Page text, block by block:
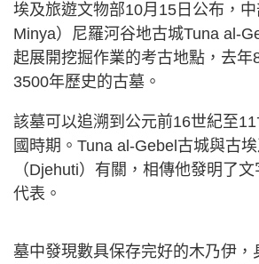
埃及旅遊文物部10月15日公布，
Minya）尼羅河谷地古城Tuna al-
起展開挖掘作業的考古地點，去年
3500年歷史的古墓。
該墓可以追溯到公元前16世紀至
國時期。Tuna al-Gebel古城與古
（Djehuti）有關，相傳他發明了
代表。
墓中發現數具保存完好的木乃伊，